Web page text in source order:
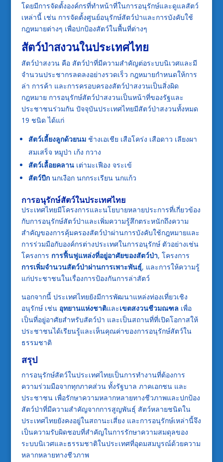
โดยมีการจัดตั้งองค์กรที่ทำหน้าที่ในการอนุรักษ์และดูแลสัตว์
เหล่านี้ เช่น การจัดตั้งศูนย์อนุรักษ์สัตว์ป่าและการบังคับใช้
กฎหมายต่างๆ เพื่อปกป้องสัตว์ในพื้นที่ต่างๆ
สัตว์ป่าสงวนในประเทศไทย
สัตว์ป่าสงวน คือ สัตว์ป่าที่มีความสำคัญต่อระบบนิเวศและมี
จำนวนประชากรลดลงอย่างรวดเร็ว กฎหมายกำหนดให้การ
ล่า การค้า และการครอบครองสัตว์ป่าสงวนเป็นสิ่งผิด
กฎหมาย การอนุรักษ์สัตว์ป่าสงวนเป็นหน้าที่ของรัฐและ
ประชาชนร่วมกัน ปัจจุบันประเทศไทยมีสัตว์ป่าสงวนทั้งหมด
19 ชนิด ได้แก่
สัตว์เลี้ยงลูกด้วยนมช้างเอเชีย เสือโคร่ง เสือดาว เลียงผา
สมเสร็จ หมูป่า เก้ง กวาง
สัตว์เลื้อยคลานเต่ามะเฟือง จระเข้
สัตว์ปีกนกเงือก นกกระเรียน นกแก้ว
การอนุรักษ์สัตว์ในประเทศไทย
ประเทศไทยมีโครงการและนโยบายหลายประการที่เกี่ยวข้อง
กับการอนุรักษ์สัตว์ป่าและเพิ่มความรู้สึกตระหนักถึงความ
สำคัญของการคุ้มครองสัตว์ป่าผ่านการบังคับใช้กฎหมายและ
การร่วมมือกับองค์กรต่างประเทศในการอนุรักษ์ ตัวอย่างเช่น
โครงการ การฟื้นฟูแหล่งที่อยู่อาศัยของสัตว์ป่า, โครงการ
การเพิ่มจำนวนสัตว์ป่าผ่านการเพาะพันธุ์, และการให้ความรู้
แก่ประชาชนในเรื่องการป้องกันการล่าสัตว์
นอกจากนี้ ประเทศไทยยังมีการพัฒนาแหล่งท่องเที่ยวเชิง
อนุรักษ์ เช่น อุทยานแห่งชาติและเขตสงวนชีวมณฑล เพื่อ
เป็นที่อยู่อาศัยสำหรับสัตว์ป่า และเป็นสถานที่ที่เปิดโอกาสให้
ประชาชนได้เรียนรู้และเห็นคุณค่าของการอนุรักษ์สัตว์ใน
ธรรมชาติ
สรุป
การอนุรักษ์สัตว์ในประเทศไทยเป็นการทำงานที่ต้องการ
ความร่วมมือจากทุกภาคส่วน ทั้งรัฐบาล ภาคเอกชน และ
ประชาชน เพื่อรักษาความหลากหลายทางชีวภาพและปกป้อง
สัตว์ป่าที่มีความสำคัญจากการสูญพันธุ์ สัตว์หลายชนิดใน
ประเทศไทยยังคงอยู่ในสถานะเสี่ยง และการอนุรักษ์เหล่านี้จึง
เป็นความรับผิดชอบที่สำคัญในการรักษาความสมดุลของ
ระบบนิเวศและธรรมชาติในประเทศที่อุดมสมบูรณ์ด้วยความ
หลากหลายทางชีวภาพ